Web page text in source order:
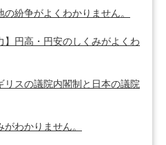
の紛争がよくわかりません。
】円高・円安のしくみがよくわ
リスの議院内閣制と日本の議院
がわかりません。